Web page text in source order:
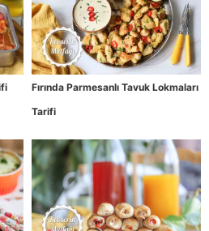
Fırında Parmesanlı Tavuk Lokmaları
Tarifi